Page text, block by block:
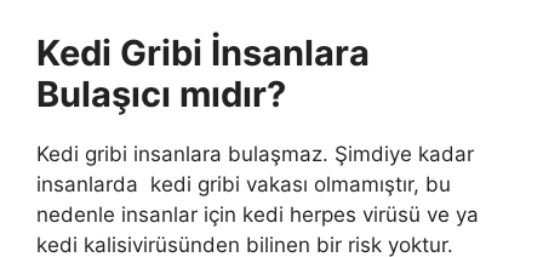
Kedi Gribi İnsanlara
Bulaşıcı mıdır?
Kedi gribi insanlara bulaşmaz. Şimdiye kadar
insanlarda kedi gribi vakası olmamıştır, bu
nedenle insanlar için kedi herpes virüsü ve ya
kedi kalisivirüsünden bilinen bir risk yoktur.